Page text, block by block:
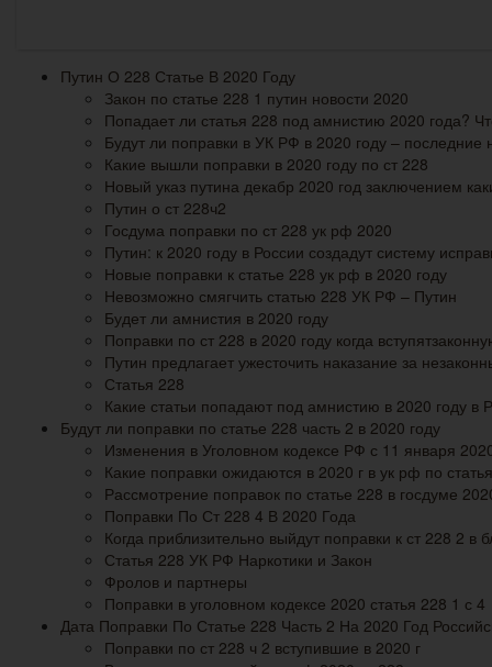
Путин О 228 Статье В 2020 Году
Закон по статье 228 1 путин новости 2020
Попадает ли статья 228 под амнистию 2020 года?
Будут ли поправки в УК РФ в 2020 году – последние
Какие вышли поправки в 2020 году по ст 228
Новый указ путина декабр 2020 год заключением
Путин о ст 228ч2
Госдума поправки по ст 228 ук рф 2020
Путин: к 2020 году в России создадут систему
Новые поправки к статье 228 ук рф в 2020 году
Невозможно смягчить статью 228 УК РФ – Путин
Будет ли амнистия в 2020 году
Поправки по ст 228 в 2020 году когда
Путин предлагает ужесточить наказание за
Статья 228
Какие статьи попадают под амнистию в 2020 году в
Будут ли поправки по статье 228 часть 2 в 2020 году
Изменения в Уголовном кодексе РФ с 11 января
Какие поправки ожидаются в 2020 г в ук рф по
Рассмотрение поправок по статье 228 в госдуме
Поправки По Ст 228 4 В 2020 Года
Когда приблизительно выйдут поправки к ст 228 2
Статья 228 УК РФ Наркотики и Закон
Фролов и партнеры
Поправки в уголовном кодексе 2020 статья 228 1 с 4
Дата Поправки По Статье 228 Часть 2 На 2020 Год
Поправки по ст 228 ч 2 вступившие в 2020 г